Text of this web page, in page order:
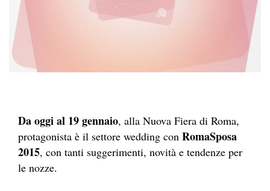
Da oggi al 19 gennaio, alla Nuova Fiera di Roma,
protagonista è il settore wedding con RomaSposa
2015, con tanti suggerimenti, novità e tendenze per
le nozze.